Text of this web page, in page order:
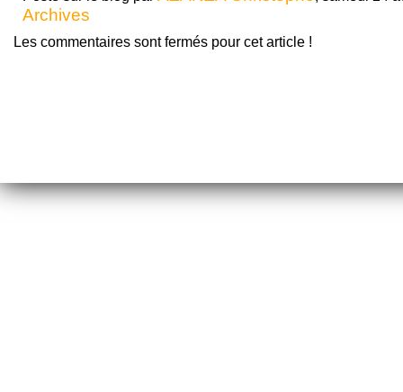
Archives
Les commentaires sont fermés pour cet article !